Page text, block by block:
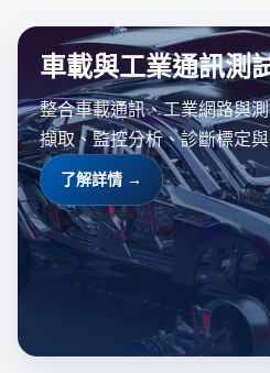
車載與工業通訊測
整合車載通訊、工業網路與
擷取、監控分析、診斷標定
了解詳情 →